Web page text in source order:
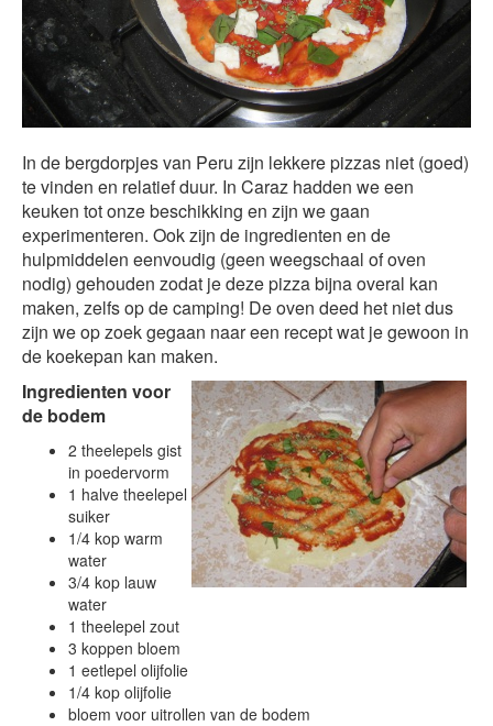
In de bergdorpjes van Peru zijn lekkere pizzas niet (goed)
te vinden en relatief duur. In Caraz hadden we een
keuken tot onze beschikking en zijn we gaan
experimenteren. Ook zijn de ingredienten en de
hulpmiddelen eenvoudig (geen weegschaal of oven
nodig) gehouden zodat je deze pizza bijna overal kan
maken, zelfs op de camping! De oven deed het niet dus
zijn we op zoek gegaan naar een recept wat je gewoon in
de koekepan kan maken.
Ingredienten voor
de bodem
2 theelepels gist
in poedervorm
1 halve theelepel
suiker
1/4 kop warm
water
3/4 kop lauw
water
1 theelepel zout
3 koppen bloem
1 eetlepel olijfolie
1/4 kop olijfolie
bloem voor uitrollen van de bodem